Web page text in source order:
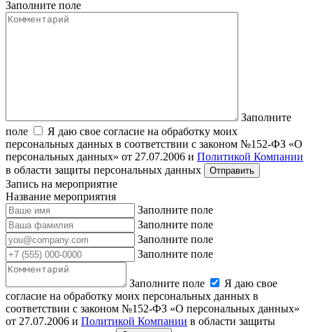
Заполните поле
Заполните
поле
Я даю свое согласие на обработку моих
персональных данных в соответствии с законом №152-ФЗ «О
персональных данных» от 27.07.2006 и Политикой Компании
в области защиты персональных данных
Запись на мероприятие
Название мероприятия
Заполните поле
Заполните поле
Заполните поле
Заполните поле
Заполните поле
Я даю свое
согласие на обработку моих персональных данных в
соответствии с законом №152-ФЗ «О персональных данных»
от 27.07.2006 и Политикой Компании в области защиты